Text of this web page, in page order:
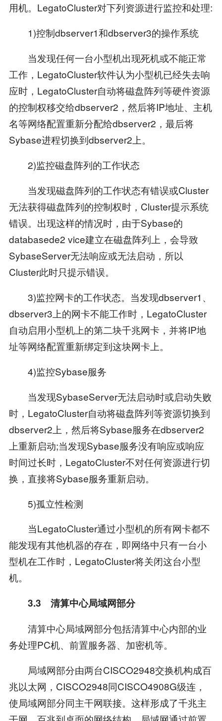
用机。LegatoCluster对下列资源进行监控和处理:
1)控制dbserver1和dbserver3的操作系统
当发现任何一台小型机出现死机或不能正常
工作，LegatoCluster软件认为小型机已经失去响
应时，LegatoCluster自动将磁盘阵列等硬件资源
的控制权移交给dbserver2，然后将IP地址、主机
名等网络配置重新分配给dbserver2，最后将
Sybase进程切换到dbserver2上。
2)监控磁盘阵列的工作状态
当发现磁盘阵列的工作状态有错误或Cluster
无法获得磁盘阵列的控制权时，Cluster提示系统
错误。出现这样的情况时，由于Sybase的
databasede2 vice建立在磁盘阵列上，会导致
SybaseServer无法响应或无法启动，所以
Cluster此时只提示错误。
3)监控网卡的工作状态。当发现dbserver1、
dbserver3上的网卡不能工作时，LegatoCluster
自动启用小型机上的第二块千兆网卡，并将IP地
址等网络配置重新绑定到这块网卡上。
4)监控Sybase服务
当发现SybaseServer无法启动时或启动失败
时，LegatoCluster自动将磁盘阵列等资源切换到
dbserver2上，然后将Sybase服务在dbserver2
上重新启动;当发现Sybase服务没有响应或响应
时间过长时，LegatoCluster不对任何资源进行切
换，直接将Sybase服务重新启动。
5)孤立性检测
当LegatoCluster通过小型机的所有网卡都不
能发现有其他机器的存在，即网络中只有一台小
型机在工作时，LegatoCluster将关闭这台小型
机。
3.3 清算中心局域网部分
清算中心局域网部分包括清算中心内部的业
务处理PC机、前置服务器、加密机等。
局域网部分由两台CISCO2948交换机构成百
兆以太网，CISCO2948同CISCO4908G级连，
使局域网部分同主干网联接。这样形成了千兆主